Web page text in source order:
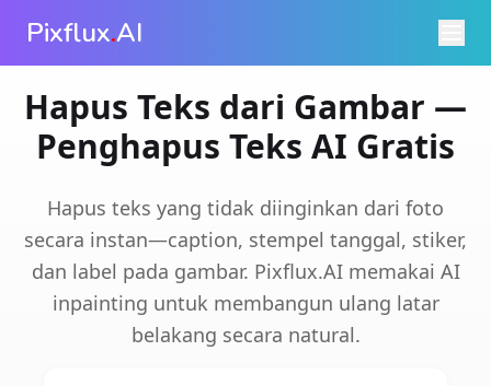
Pixflux.AI
Hapus Teks dari Gambar —
Penghapus Teks AI Gratis
Hapus teks yang tidak diinginkan dari foto
secara instan—caption, stempel tanggal, stiker,
dan label pada gambar. Pixflux.AI memakai AI
inpainting untuk membangun ulang latar
belakang secara natural.